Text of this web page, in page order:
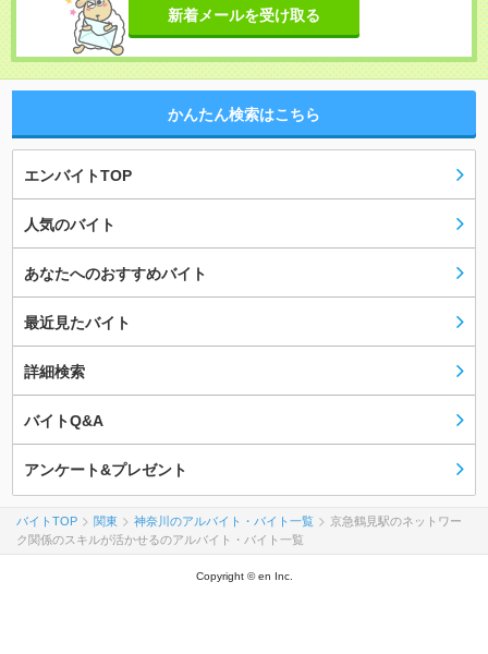
新着メールを受け取る
かんたん検索はこちら
エンバイトTOP
人気のバイト
あなたへのおすすめバイト
最近見たバイト
詳細検索
バイトQ&A
アンケート&プレゼント
バイトTOP 関東 神奈川のアルバイト・バイト一覧
京急鶴見駅のネットワー
ク関係のスキルが活かせるのアルバイト・バイト一覧
Copyright © en Inc.